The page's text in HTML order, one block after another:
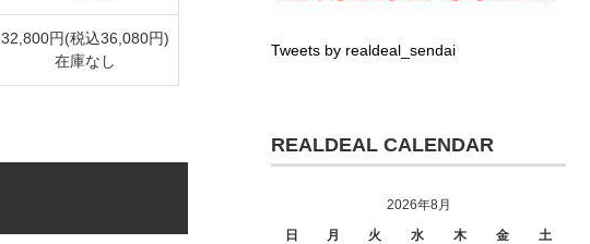
Tweets by realdeal_sendai
REALDEAL CALENDAR
2026年8月
日
月 火 水 木 金
土
32,800円(税込36,080円)
在庫なし